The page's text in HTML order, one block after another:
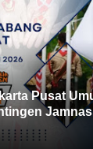
Pusat
Jamnas